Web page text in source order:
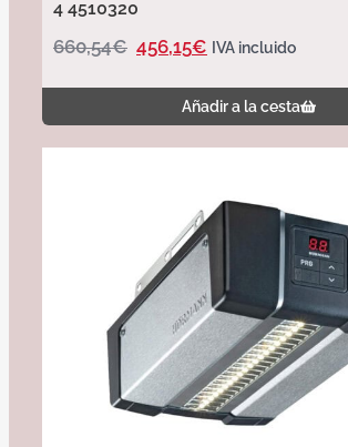
4 4510320
660,54€ 456,15€ IVA incluido
Añadir a la cesta